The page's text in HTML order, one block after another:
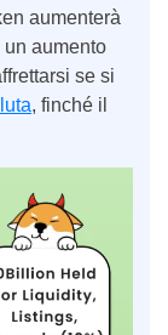
aumenterà
aumento
se si
, finché il